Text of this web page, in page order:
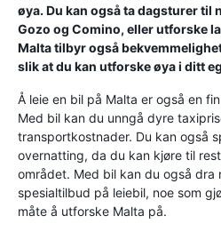
øya. Du kan også ta dagsturer til
Gozo og Comino, eller utforske
Malta tilbyr også
slik at du kan utforske øya i ditt
Å leie en bil på Malta er også en
Med bil kan du unngå dyre
transportkostnader. Du kan også
overnatting, da du kan kjøre til
området. Med bil kan du også
spesialtilbud på leiebil, noe som
måte å utforske Malta på.